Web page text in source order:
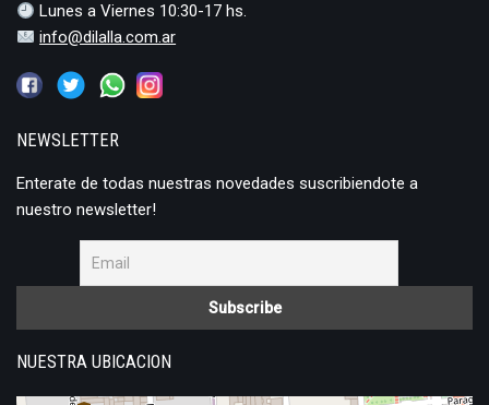
Lunes a Viernes 10:30-17 hs.
info@dilalla.com.ar
NEWSLETTER
Enterate de todas nuestras novedades suscribiendote a
nuestro newsletter!
NUESTRA UBICACION